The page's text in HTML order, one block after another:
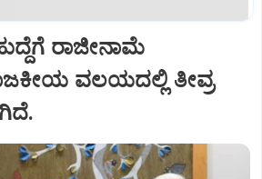
ರಾಜೀನಾಮೆ
ವಲಯದಲ್ಲಿ ತೀವ್ರ